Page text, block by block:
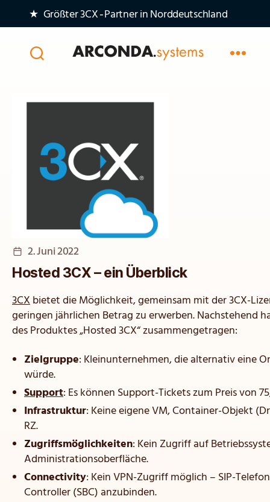
★ Größter 3CX‑Partner in Norddeutschland
AG
Veröffentlichungsdatum
2. Juni 2022
Hosted 3CX – ein Überblick
3CXbietet die Möglichkeit, gemeinsam mit der 3CX-
geringen jährlichen Betrag zu erwerben. Nachstehend
des Produktes „Hosted 3CX“ zusammengetragen:
Zielgruppe: Kleinunternehmen, die alternativ eine
würde.
Support: Es können Support-Tickets zum Preis von
Infrastruktur: Keine eigene VM, Container-Objekt
RZ.
Zugriffsmöglichkeiten: Kein Zugriff auf
Administrationsoberfläche.
Connectivity: Kein VPN-Zugriff möglich – SIP-
Controller (SBC) anzubinden.